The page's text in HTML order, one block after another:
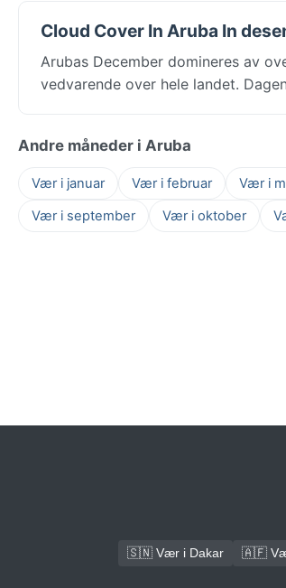
Cloud Cover In Aruba In
Arubas December domineres av
vedvarende over hele landet.
Andre måneder i Aruba
Vær i januar Vær i februar Vær i
Vær i september
Vær i oktober
🇸🇳 Vær i Dakar 🇦🇫